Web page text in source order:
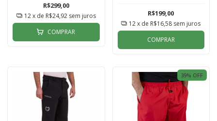
R$299,00
12x de R$24,92 sem juros
COMPRAR
R$199,00
12x de R$16,58 sem juros
COMPRAR
39% OFF